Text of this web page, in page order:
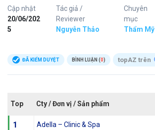
Cập nhật
20/06/202
5
Tác giả /
Reviewer
Nguyễn Thảo
Chuyên
mục
Thẩm Mỹ
ĐÃ KIỂM DUYỆT BÌNH LUẬN (0) topAZ trên
Top Cty / Đơn vị / Sản phẩm
1 Adella – Clinic & Spa